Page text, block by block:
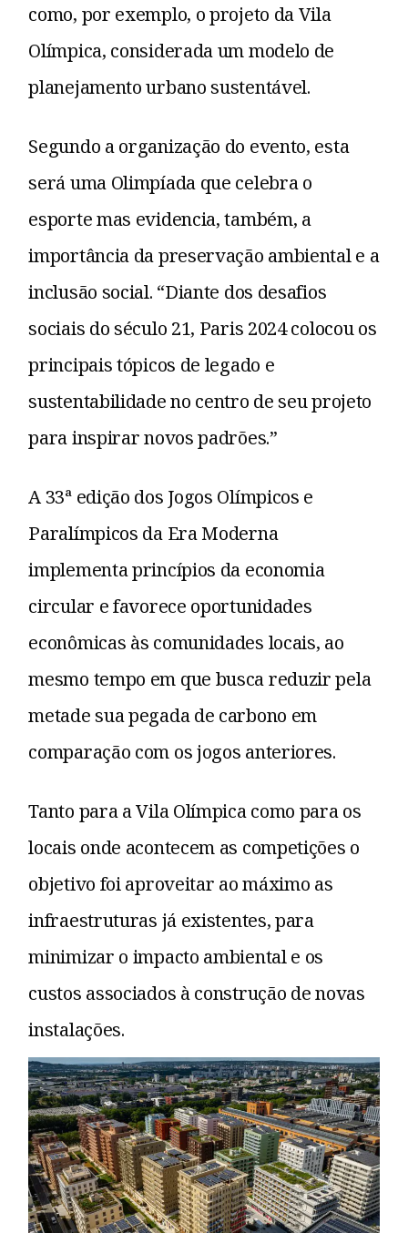
como, por exemplo, o projeto da Vila
Olímpica, considerada um modelo de
planejamento urbano sustentável.
Segundo a organização do evento, esta
será uma Olimpíada que celebra o
esporte mas evidencia, também, a
importância da preservação ambiental e a
inclusão social. “Diante dos desafios
sociais do século 21, Paris 2024 colocou os
principais tópicos de legado e
sustentabilidade no centro de seu projeto
para inspirar novos padrões.”
A 33ª edição dos Jogos Olímpicos e
Paralímpicos da Era Moderna
implementa princípios da economia
circular e favorece oportunidades
econômicas às comunidades locais, ao
mesmo tempo em que busca reduzir pela
metade sua pegada de carbono em
comparação com os jogos anteriores.
Tanto para a Vila Olímpica como para os
locais onde acontecem as competições o
objetivo foi aproveitar ao máximo as
infraestruturas já existentes, para
minimizar o impacto ambiental e os
custos associados à construção de novas
instalações.